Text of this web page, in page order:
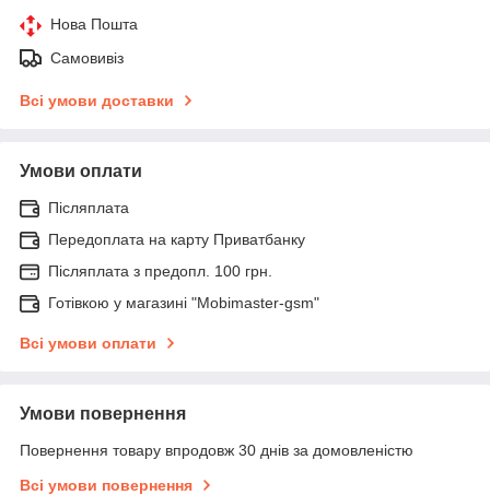
Нова Пошта
Самовивіз
Всі умови доставки
Умови оплати
Післяплата
Передоплата на карту Приватбанку
Післяплата з предопл. 100 грн.
Готівкою у магазині "Mobimaster-gsm"
Всі умови оплати
Умови повернення
Повернення товару впродовж 30 днів за домовленістю
Всі умови повернення